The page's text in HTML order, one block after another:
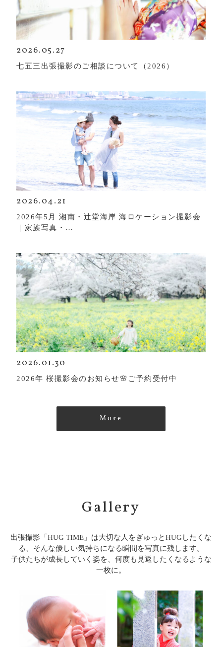
2026.05.27
七五三出張撮影のご相談について（2026）
2026.04.21
2026年5月 湘南・辻堂海岸 海ロケーション撮影会
｜家族写真・…
2026.01.30
2026年 桜撮影会のお知らせ🌸ご予約受付中
More
Gallery
出張撮影「HUG TIME」は大切な人をぎゅっとHUGしたくな
る、そんな優しい気持ちになる瞬間を写真に残します。
子供たちが成長していく姿を、何度も見返したくなるような
一枚に。